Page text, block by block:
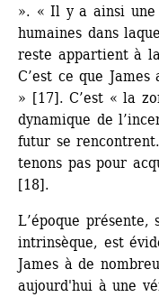
». « Il y a ainsi une
humaines dans
reste appartient à
C’est ce que
» [17]. C’est « la
dynamique de
futur se
tenons pas pour
[18].
L’époque
intrinsèque, est
James à de
aujourd'hui à une